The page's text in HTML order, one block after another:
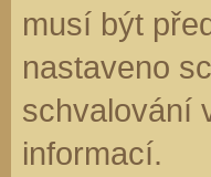
musí být
nastaveno
schvalování
informací.